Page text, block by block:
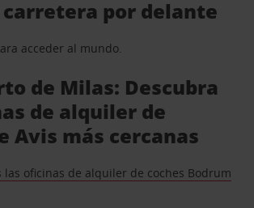
carretera por delante
acceder al mundo.
de Milas: Descubra
de alquiler de
Avis más cercanas
las oficinas de alquiler de coches Bodrum